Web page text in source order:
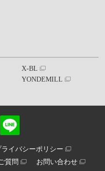
X-BL
YONDEMILL
ライバシーポリシー
質問 お問い合わせ